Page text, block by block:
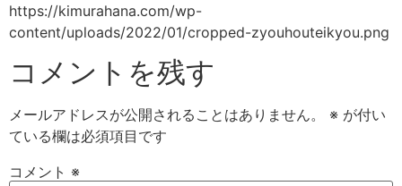
https://kimurahana.com/wp-
content/uploads/2022/01/cropped-zyouhouteikyou.png
コメントを残す
メールアドレスが公開されることはありません。 ※ が付い
ている欄は必須項目です
コメント ※